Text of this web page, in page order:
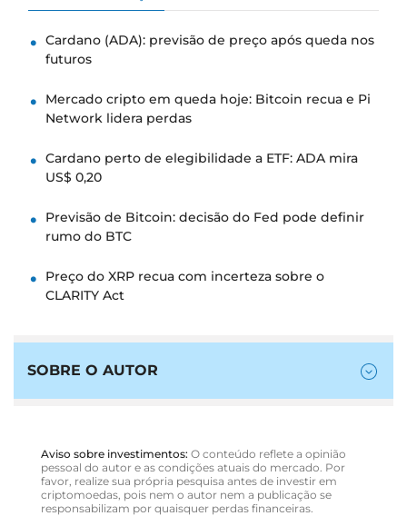
Cardano (ADA): previsão de preço após queda nos
futuros
Mercado cripto em queda hoje: Bitcoin recua e Pi
Network lidera perdas
Cardano perto de elegibilidade a ETF: ADA mira
US$ 0,20
Previsão de Bitcoin: decisão do Fed pode definir
rumo do BTC
Preço do XRP recua com incerteza sobre o
CLARITY Act
SOBRE O AUTOR
Aviso sobre investimentos: O conteúdo reflete a opinião
pessoal do autor e as condições atuais do mercado. Por
favor, realize sua própria pesquisa antes de investir em
criptomoedas, pois nem o autor nem a publicação se
responsabilizam por quaisquer perdas financeiras.